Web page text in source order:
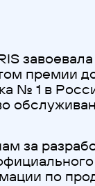
премии
№ 1 в
за
по